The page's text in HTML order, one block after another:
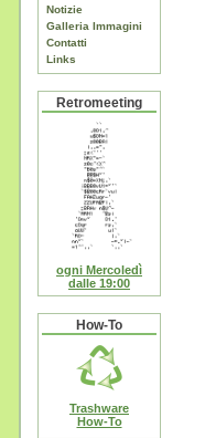
Notizie
Galleria Immagini
Contatti
Links
Retromeeting
ogni Mercoledì
dalle 19:00
How-To
Trashware
How-To